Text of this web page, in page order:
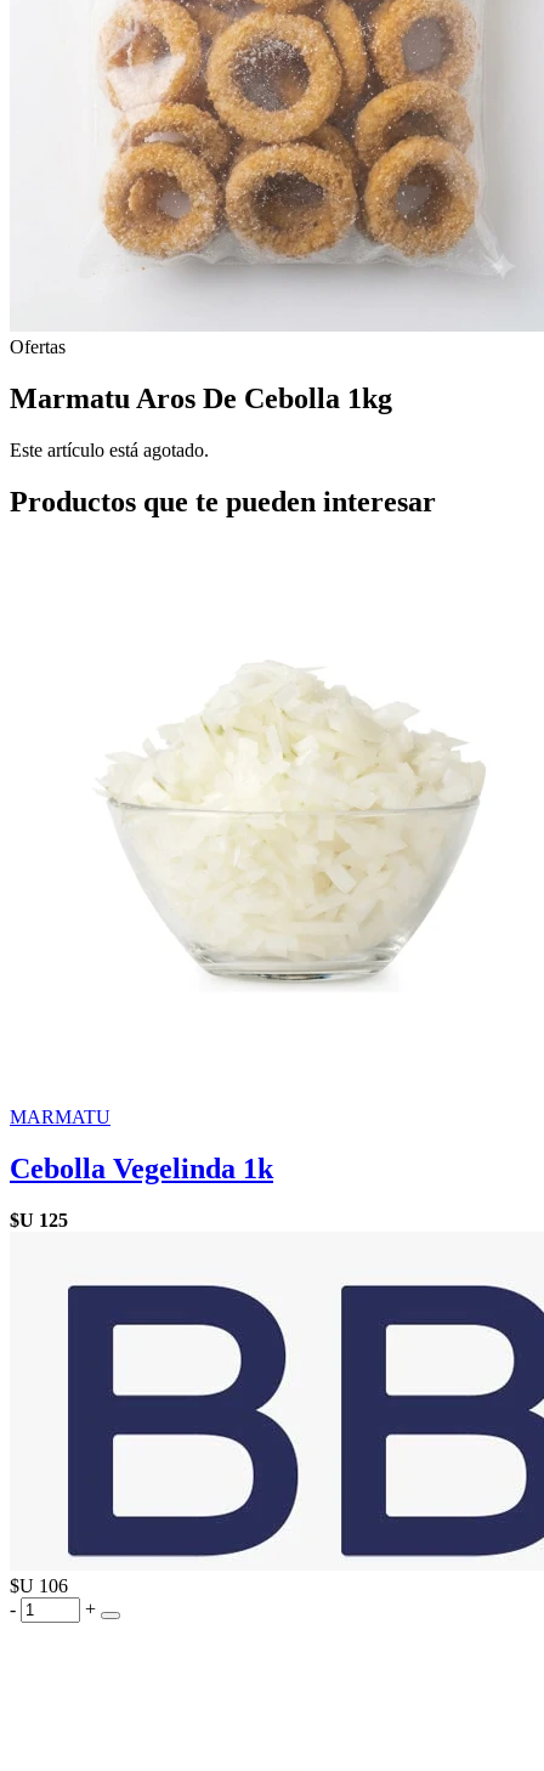
Ofertas
Marmatu Aros De Cebolla 1kg
Este artículo está agotado.
Productos que te pueden interesar
MARMATU
Cebolla Vegelinda 1k
$U 125
$U 106
-
+